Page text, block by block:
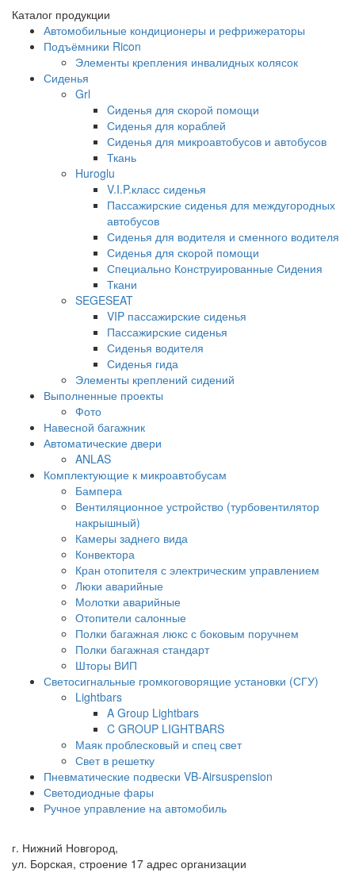
Каталог продукции
Автомобильные кондиционеры и рефрижераторы
Подъёмники Ricon
Элементы крепления инвалидных колясок
Сиденья
Grl
Cиденья для скорой помощи
Сиденья для кораблей
Сиденья для микроавтобусов и автобусов
Ткань
Huroglu
V.I.P.класс сиденья
Пассажирские сиденья для междугородных
автобусов
Сиденья для водителя и сменного водителя
Сиденья для скорой помощи
Специально Конструированные Сидения
Ткани
SEGESEAT
VIP пассажирские сиденья
Пассажирские сиденья
Сиденья водителя
Сиденья гида
Элементы креплений сидений
Выполненные проекты
Фото
Навесной багажник
Автоматические двери
ANLAS
Комплектующие к микроавтобусам
Бампера
Вентиляционное устройство (турбовентилятор
накрышный)
Камеры заднего вида
Конвектора
Кран отопителя с электрическим управлением
Люки аварийные
Молотки аварийные
Отопители салонные
Полки багажная люкс с боковым поручнем
Полки багажная стандарт
Шторы ВИП
Светосигнальные громкоговорящие установки (СГУ)
Lightbars
A Group Lightbars
C GROUP LIGHTBARS
Маяк проблесковый и спец свет
Свет в решетку
Пневматические подвески VB-Airsuspension
Светодиодные фары
Ручное управление на автомобиль
г. Нижний Новгород,
ул. Борская, строение 17 адрес организации